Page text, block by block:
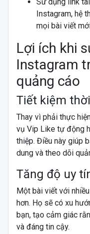
Instagram, hệ
mọi bài viết
Lợi ích khi
Instagram
quảng cáo
Tiết kiệm
Thay vì phải thực
vụ Vip Like tự động
thiệp. Điều này giúp
dung và theo dõi
Tăng độ uy
Một bài viết với
hơn. Họ sẽ có xu
bạn, tạo cảm giác
và đáng tin cậy.